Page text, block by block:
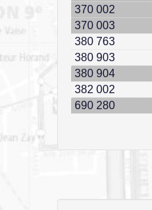
370 002
370 003
380 763
380 903
380 904
382 002
690 280